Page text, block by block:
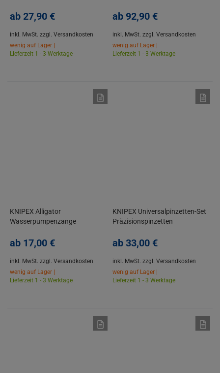
ab 27,90 €
inkl. MwSt. zzgl. Versandkosten
wenig auf Lager |
Lieferzeit 1 - 3 Werktage
ab 92,90 €
inkl. MwSt. zzgl. Versandkosten
wenig auf Lager |
Lieferzeit 1 - 3 Werktage
KNIPEX Alligator
Wasserpumpenzange
400 mm
ab 17,00 €
inkl. MwSt. zzgl. Versandkosten
wenig auf Lager |
Lieferzeit 1 - 3 Werktage
KNIPEX Universalpinzetten-Set
Präzisionspinzetten
ab 33,00 €
inkl. MwSt. zzgl. Versandkosten
wenig auf Lager |
Lieferzeit 1 - 3 Werktage